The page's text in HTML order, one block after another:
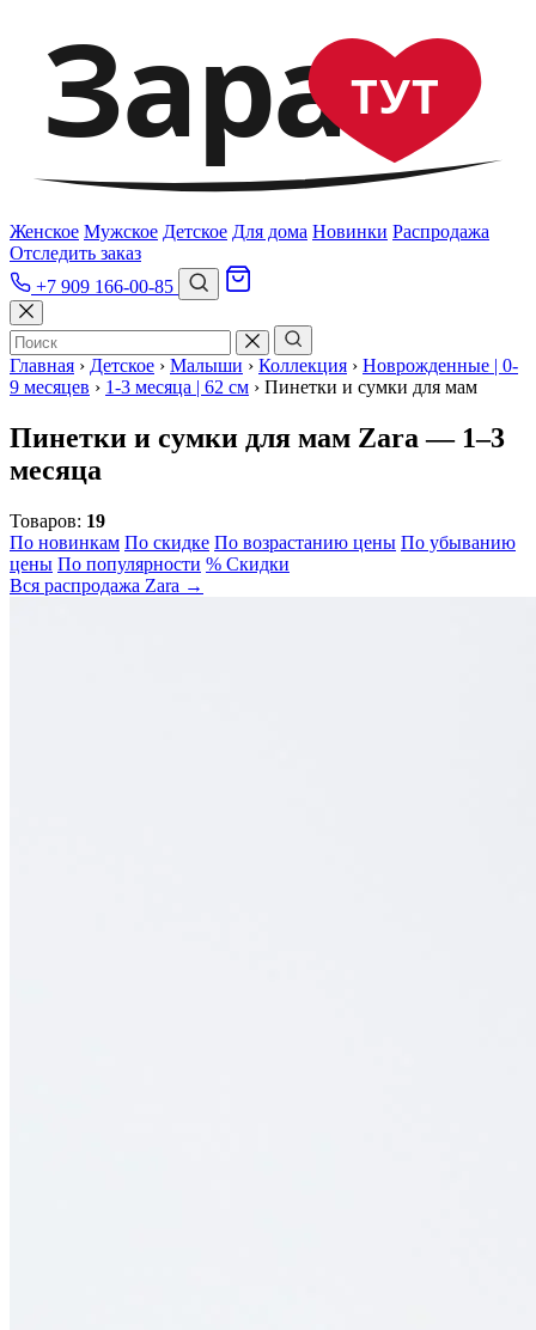
ЗараТУТ
Женское Мужское Детское Для дома Новинки Распродажа
Отследить заказ
+7 909 166-00-85
Главная › Детское › Малыши › Коллекция › Новрожденные | 0-
9 месяцев › 1-3 месяца | 62 см › Пинетки и сумки для мам
Пинетки и сумки для мам Zara — 1–3
месяца
Товаров: 19
По новинкам По скидке По возрастанию цены По убыванию
цены По популярности % Скидки
Вся распродажа Zara →